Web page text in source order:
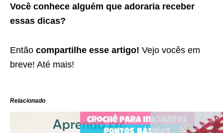
Você conhece alguém que adoraria receber
essas dicas?
Então compartilhe esse artigo! Vejo vocês em
breve! Até mais!
Relacionado